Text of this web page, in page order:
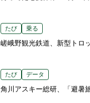
たび 乗る
嵯峨野観光鉄道、新型トロ
たび データ
角川アスキー総研、「避暑